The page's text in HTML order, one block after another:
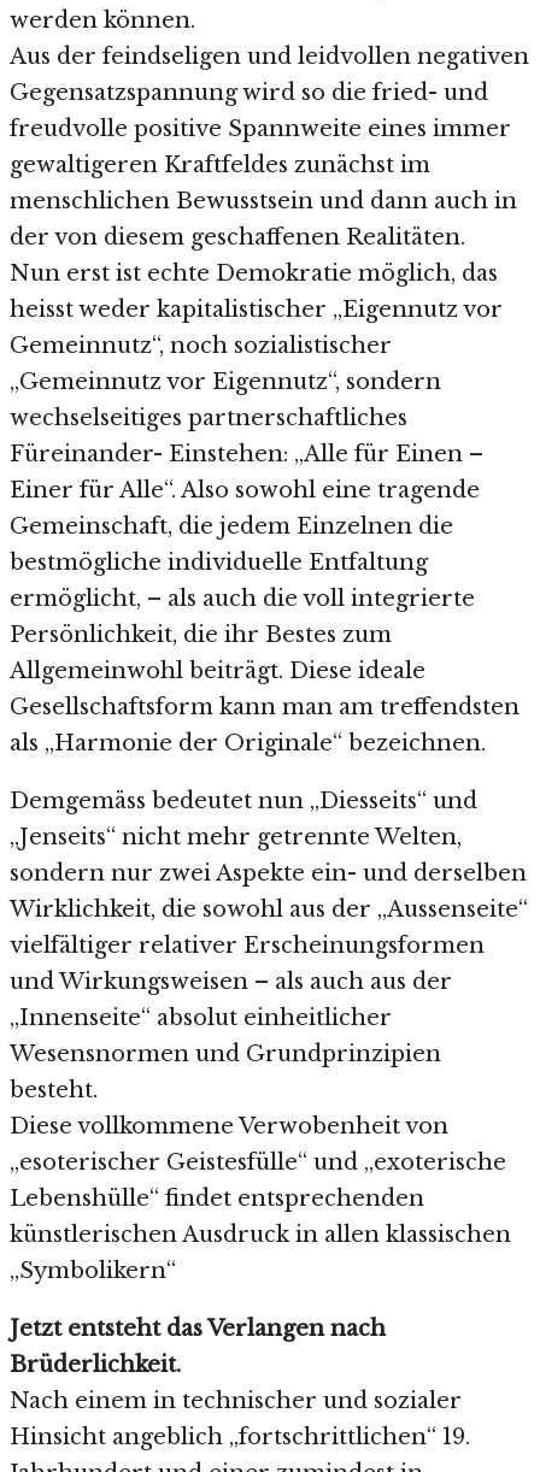
werden können.
Aus der feindseligen und leidvollen negativen
Gegensatzspannung wird so die fried- und
freudvolle positive Spannweite eines immer
gewaltigeren Kraftfeldes zunächst im
menschlichen Bewusstsein und dann auch in
der von diesem geschaffenen Realitäten.
Nun erst ist echte Demokratie möglich, das
heisst weder kapitalistischer „Eigennutz vor
Gemeinnutz“, noch sozialistischer
„Gemeinnutz vor Eigennutz“, sondern
wechselseitiges partnerschaftliches
Füreinander- Einstehen: „Alle für Einen –
Einer für Alle“. Also sowohl eine tragende
Gemeinschaft, die jedem Einzelnen die
bestmögliche individuelle Entfaltung
ermöglicht, – als auch die voll integrierte
Persönlichkeit, die ihr Bestes zum
Allgemeinwohl beiträgt. Diese ideale
Gesellschaftsform kann man am treffendsten
als „Harmonie der Originale“ bezeichnen.
Demgemäss bedeutet nun „Diesseits“ und
„Jenseits“ nicht mehr getrennte Welten,
sondern nur zwei Aspekte ein- und derselben
Wirklichkeit, die sowohl aus der „Aussenseite“
vielfältiger relativer Erscheinungsformen
und Wirkungsweisen – als auch aus der
„Innenseite“ absolut einheitlicher
Wesensnormen und Grundprinzipien
besteht.
Diese vollkommene Verwobenheit von
„esoterischer Geistesfülle“ und „exoterische
Lebenshülle“ findet entsprechenden
künstlerischen Ausdruck in allen klassischen
„Symbolikern“
Jetzt entsteht das Verlangen nach
Brüderlichkeit.
Nach einem in technischer und sozialer
Hinsicht angeblich „fortschrittlichen“ 19.